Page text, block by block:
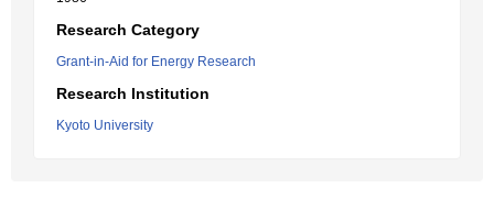
Research Category
Grant-in-Aid for Energy Research
Research Institution
Kyoto University